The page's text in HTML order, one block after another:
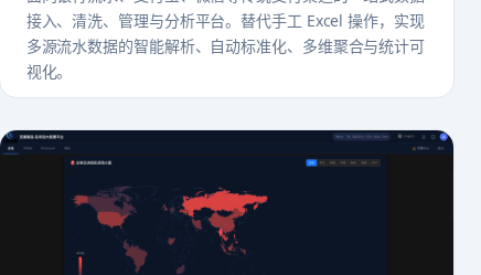
接入、清洗、管理与分析平台。替代手工 Excel 操作，实现
多源流水数据的智能解析、自动标准化、多维聚合与统计可
视化。